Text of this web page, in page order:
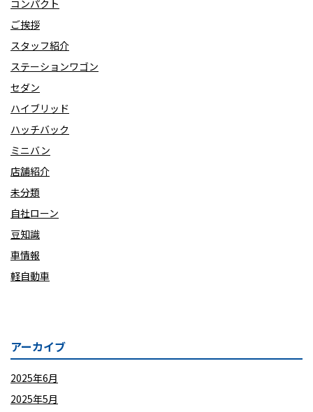
コンパクト
ご挨拶
スタッフ紹介
ステーションワゴン
セダン
ハイブリッド
ハッチバック
ミニバン
店舗紹介
未分類
自社ローン
豆知識
車情報
軽自動車
アーカイブ
2025年6月
2025年5月